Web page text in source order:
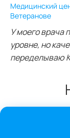
Медицинский
Ветеранове
У моего врача
уровне, но
переделываю